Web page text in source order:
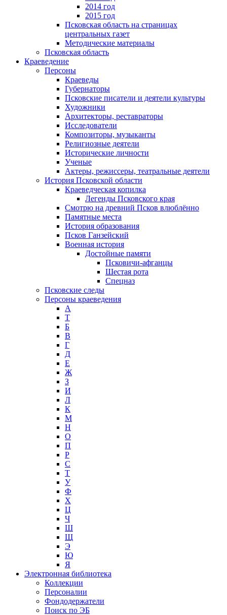
2014 год
2015 год
Псковская область на страницах
центральных газет
Методические материалы
Псковская область
Краеведение
Персоны
Краеведы
Губернаторы
Псковские писатели и деятели культуры
Художники
Архитекторы, реставраторы
Исследователи
Композиторы, музыканты
Религиозные деятели
Исторические личности
Ученые
Актеры, режиссеры, театральные деятели
История Псковской области
Краеведческая копилка
Легенды Псковского края
Смотрю на древний Псков влюблённо
Памятные места
История образования
Псков Ганзейский
Военная история
Достойные памяти
Псковичи-афганцы
Шестая рота
Спецназ
Псковские следы
Персоны краеведения
А
T
Б
В
Г
Д
Е
Ж
З
И
Л
К
М
Н
О
П
Р
С
Т
У
Ф
Х
Ц
Ч
Ш
Щ
Э
Ю
Я
Электронная библиотека
Коллекции
Персоналии
Фондодержатели
Поиск по ЭБ